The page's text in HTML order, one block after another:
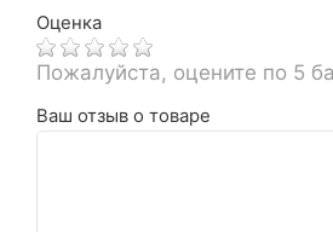
Оценка
Пожалуйста, оцените по 5
Ваш отзыв о товаре